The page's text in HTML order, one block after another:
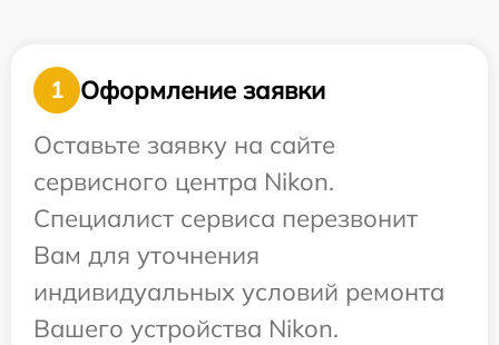
1
Оформление заявки
Оставьте заявку на сайте
сервисного центра Nikon.
Специалист сервиса перезвонит
Вам для уточнения
индивидуальных условий ремонта
Вашего устройства Nikon.